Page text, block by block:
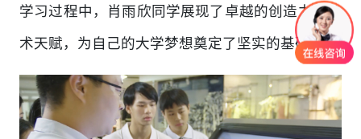
学习过程中，肖雨欣同学展现了卓越的创造力和艺
术天赋，为自己的大学梦想奠定了坚实的基础。